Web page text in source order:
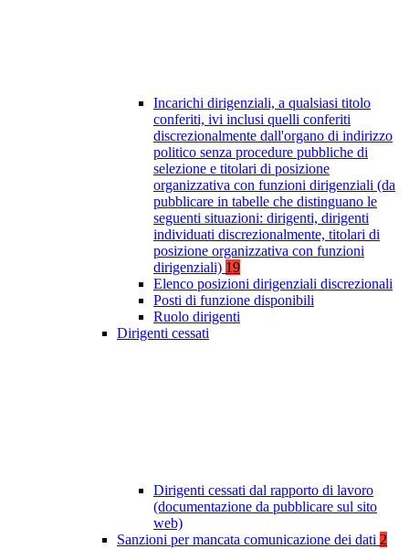
Incarichi dirigenziali, a qualsiasi titolo
conferiti, ivi inclusi quelli conferiti
discrezionalmente dall'organo di indirizzo
politico senza procedure pubbliche di
selezione e titolari di posizione
organizzativa con funzioni dirigenziali (da
pubblicare in tabelle che distinguano le
seguenti situazioni: dirigenti, dirigenti
individuati discrezionalmente, titolari di
posizione organizzativa con funzioni
dirigenziali) 19
Elenco posizioni dirigenziali discrezionali
Posti di funzione disponibili
Ruolo dirigenti
Dirigenti cessati
Dirigenti cessati dal rapporto di lavoro
(documentazione da pubblicare sul sito
web)
Sanzioni per mancata comunicazione dei dati 2